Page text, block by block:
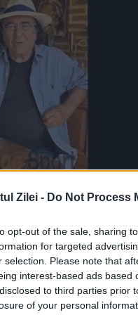
Zilei - Do Not Process
opt-out of the sale, sharing
for targeted
selection. Please note that
interest-based ads
to third parties prior
of your personal
Coco a avut o
lăsată într-un
să coasă, o